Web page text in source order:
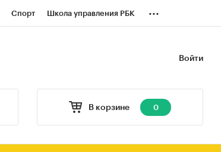
Спорт Школа управления РБК ...
Войти
В корзине 0